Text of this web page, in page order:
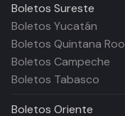
Boletos Sureste
Boletos Yucatán
Boletos Quintana Roo
Boletos Campeche
Boletos Tabasco
Boletos Oriente